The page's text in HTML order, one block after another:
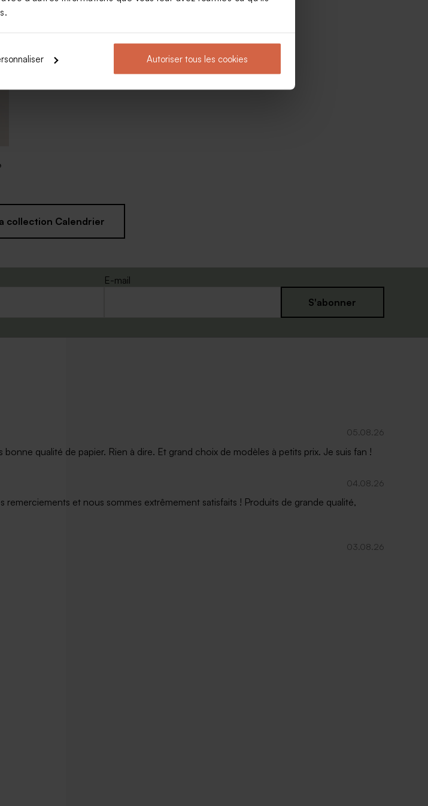
Autoriser tous les cookies
collection Calendrier
E-mail
S'abonner
05.08.26
qualité de papier. Rien à dire. Et grand choix de modèles à petits prix. Je suis fan !
04.08.26
et nous sommes extrêmement satisfaits ! Produits de grande qualité,
03.08.26